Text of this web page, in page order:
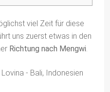
viel Zeit für diese
uns zuerst etwas in den
Richtung nach Mengwi.